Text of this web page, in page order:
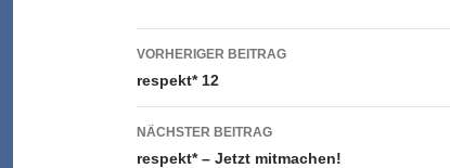
Beitragsnavigation
VORHERIGER BEITRAG
respekt* 12
NÄCHSTER BEITRAG
respekt* – Jetzt mitmachen!